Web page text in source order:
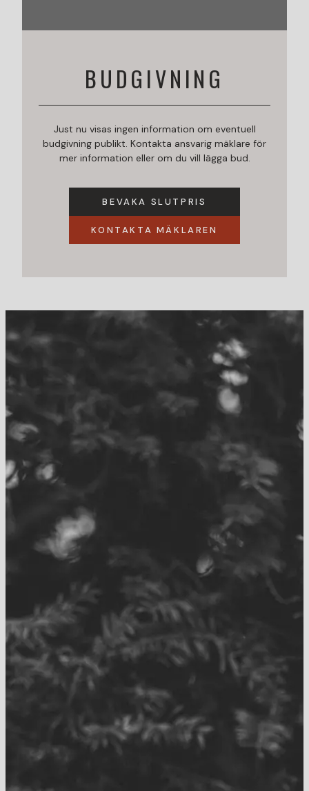
BUDGIVNING
Just nu visas ingen information om eventuell
budgivning publikt. Kontakta ansvarig mäklare för
mer information eller om du vill lägga bud.
BEVAKA SLUTPRIS
KONTAKTA MÄKLAREN